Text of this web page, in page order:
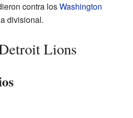
contra losWashington
divisional.
Lions